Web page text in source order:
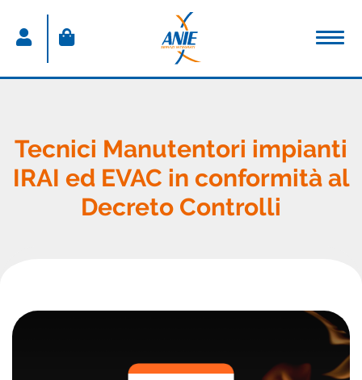
Password
Tecnici Manutentori impianti
IRAI ed EVAC in conformità al
Decreto Controlli